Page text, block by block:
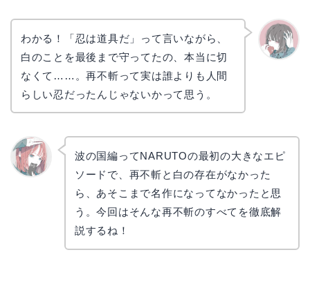
わかる！「忍は道具だ」って言いながら、
白のことを最後まで守ってたの、本当に切
なくて……。再不斬って実は誰よりも人間
らしい忍だったんじゃないかって思う。
波の国編ってNARUTOの最初の大きなエピ
ソードで、再不斬と白の存在がなかった
ら、あそこまで名作になってなかったと思
う。今回はそんな再不斬のすべてを徹底解
説するね！